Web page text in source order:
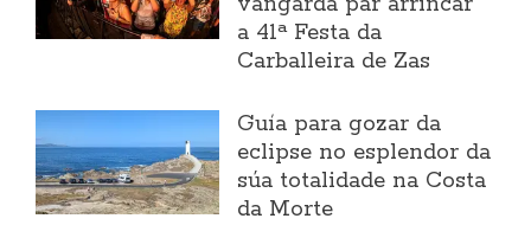
a 41ª Festa da
Carballeira de Zas
Guía para gozar da
eclipse no esplendor da
súa totalidade na Costa
da Morte